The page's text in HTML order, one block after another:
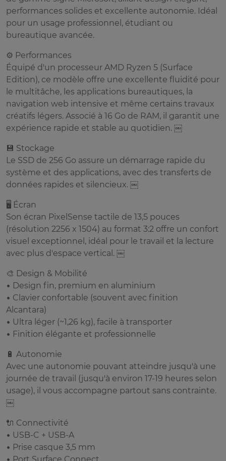
performances solides et excellente autonomie. Idéal
pour un usage professionnel, étudiant ou
bureautique avancée.
⚙️ Performances
Équipé d'un processeur AMD Ryzen 5 (Surface
Edition), ce modèle offre une excellente fluidité pour
le multitâche, les applications bureautiques, la
navigation web intensive et même certains travaux
créatifs légers. Associé à 16 Go de RAM, il garantit une
expérience rapide et stable au quotidien. ￼
💾 Stockage
Le SSD de 256 Go assure un démarrage rapide du
système et des applications, avec des transferts de
données rapides et silencieux. ￼
🖥️ Écran
Son écran PixelSense tactile de 13,5 pouces
(résolution 2256 x 1504) au format 3:2 offre un confort
visuel exceptionnel, idéal pour le travail et la lecture
avec plus d'espace vertical. ￼
🎨 Design & Mobilité
• Design fin, premium en aluminium
• Clavier confortable (souvent avec finition
Alcantara)
• Ultra léger (~1,26 kg), facile à transporter
• Finition élégante et professionnelle
🔋 Autonomie
Avec une autonomie pouvant atteindre jusqu'à une
journée de travail (jusqu'à environ 17-19 heures selon
usage), il vous accompagne partout sans contrainte.
￼
🔌 Connectivité
• USB-C + USB-A
• Prise casque 3,5 mm